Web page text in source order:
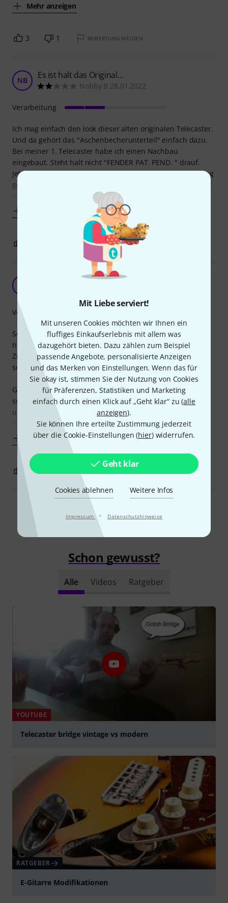
Mit Liebe serviert!
Mit unseren Cookies möchten wir Ihnen ein
fluffiges Einkaufserlebnis mit allem was
dazugehört bieten. Dazu zählen zum Beispiel
passende Angebote, personalisierte Anzeigen
und das Merken von Einstellungen. Wenn das für
Sie okay ist, stimmen Sie der Nutzung von Cookies
für Präferenzen, Statistiken und Marketing
einfach durch einen Klick auf „Geht klar“ zu (alle
anzeigen).
Sie können Ihre erteilte Zustimmung jederzeit
über die Cookie-Einstellungen (hier) widerrufen.
Geht klar
Cookies ablehnen Weitere Infos
Impressum · Datenschutzhinweise
Mehr anzeigen
3 1 BEWERTUNG MELDEN
NB Es ist halt das Original...
Nobby B 28.01.2022
Ich mag einfach den look dieser alten originalen Telecaster.
Und da gehört das "Aschenbecherunterteil" einfach dazu.
Bei meiner 1. Telecaster habe ich einen Nachbau
eingebaut. Steht halt nicht "FENDER PAT. PEND. " drauf.
Jetzt, bei meiner 2. Tele sollte das Originalteil drauf. Vorweg
genommen: Der Ersatz der modern Bridge stellt überhaupt
Verarbeitung
BEWERTUNG MELDEN
Non-serialized?
Serialized bedeuted eigentlich serienmäßig hergestellt. Ob
natürlich non-serialized nicht-serienmäßig in diesen
Zusammenhang bedeutet, weiß ich nicht. Aussehen tut sie
schon danach. Aber dazu später.
Grundsätzlich hat sich für mich die Anschaffung
soundmäßig mehr als nur ausgezahlt. Auch wenn es
unglaublich schwierig ist Sound zu beschreiben, ist mich
Mehr anzeigen
Verarbeitung
Alle Bewertungen lesen
Schon gewusst?
Alle Videos Ratgeber
YOUTUBE
Telecaster bridge vintage vs modern
RATGEBER
E-Gitarre Modifikationen